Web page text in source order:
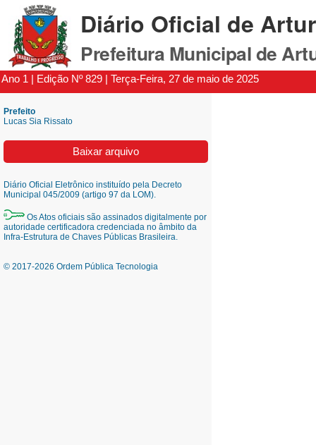
Diário Oficial de
Prefeitura Municipal de
Ano 1 | Edição Nº 829 | Terça-Feira, 27 de maio de 2025
Prefeito
Lucas Sia Rissato
Baixar arquivo
Diário Oficial Eletrônico instituído pela Decreto
Municipal 045/2009 (artigo 97 da LOM).
Os Atos oficiais são assinados digitalmente por
autoridade certificadora credenciada no âmbito da
Infra-Estrutura de Chaves Públicas Brasileira.
© 2017-2026 Ordem Pública Tecnologia